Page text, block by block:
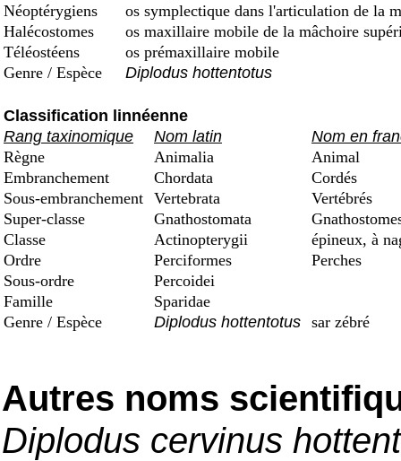
Néoptérygiens
os symplectique dans l'articulation de la
Halécostomes
os maxillaire mobile de la mâchoire
Téléostéens
os prémaxillaire mobile
Genre / Espèce
Diplodus hottentotus
Classification linnéenne
Rang taxinomique
Nom latin
Nom en
Règne
Animalia
Animal
Embranchement
Chordata
Cordés
Sous-embranchement Vertebrata
Vertébrés
Super-classe
Gnathostomata
Classe
Actinopterygii
épineux, à
Ordre
Perciformes
Perches
Sous-ordre
Percoidei
Famille
Sparidae
Genre / Espèce
Diplodus hottentotus sar zébré
Autres noms
Diplodus cervinus